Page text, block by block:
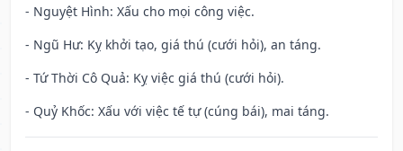
- Nguyệt Hình: Xấu cho mọi công việc.
- Ngũ Hư: Kỵ khởi tạo, giá thú (cưới hỏi), an táng.
- Tứ Thời Cô Quả: Kỵ việc giá thú (cưới hỏi).
- Quỷ Khốc: Xấu với việc tế tự (cúng bái), mai táng.